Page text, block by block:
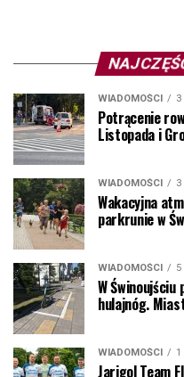
WIADOMOŚCI
Potrącenie
Listopada i
WIADOMOŚCI
Wakacyjna
parkrunie w
WIADOMOŚCI
W
hulajnóg.
WIADOMOŚCI
Jarigol Team